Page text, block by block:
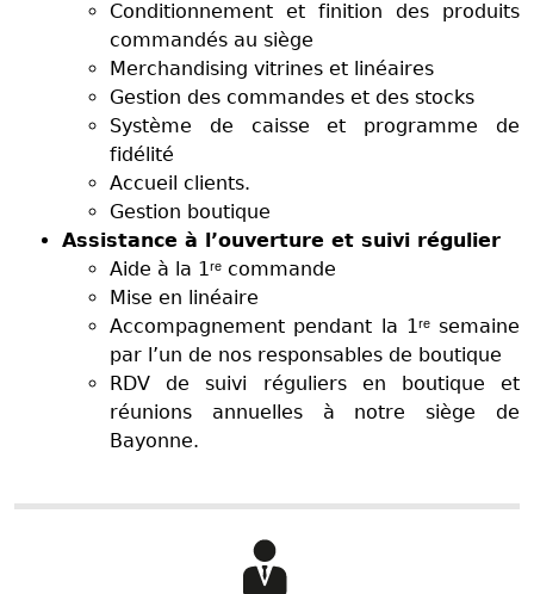
Conditionnement et finition des produits
commandés au siège
Merchandising vitrines et linéaires
Gestion des commandes et des stocks
Système de caisse et programme de
fidélité
Accueil clients.
Gestion boutique
Assistance à l’ouverture et suivi régulier
Aide à la 1ʳᵉ commande
Mise en linéaire
Accompagnement pendant la 1ʳᵉ semaine
par l’un de nos responsables de boutique
RDV de suivi réguliers en boutique et
réunions annuelles à notre siège de
Bayonne.